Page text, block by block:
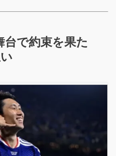
で約束を果た